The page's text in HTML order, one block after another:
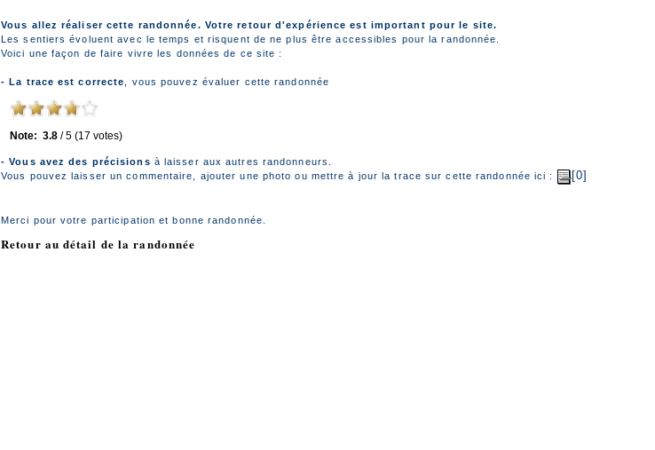
Vous allez réaliser cette randonnée. Votre retour d'expérience est important pour le site.
Les sentiers évoluent avec le temps et risquent de ne plus être accessibles pour la randonnée.
Voici une façon de faire vivre les données de ce site :
- La trace est correcte , vous pouvez évaluer cette randonnée
Note: 3.8 /5 (17 votes)
- Vous avez des précisions à laisser aux autres randonneurs.
Vous pouvez laisser un commentaire, ajouter une photo ou mettre à jour la trace sur cette randonnée ici :
[0]
Merci pour votre participation et bonne randonnée.
Retour au détail de la randonnée